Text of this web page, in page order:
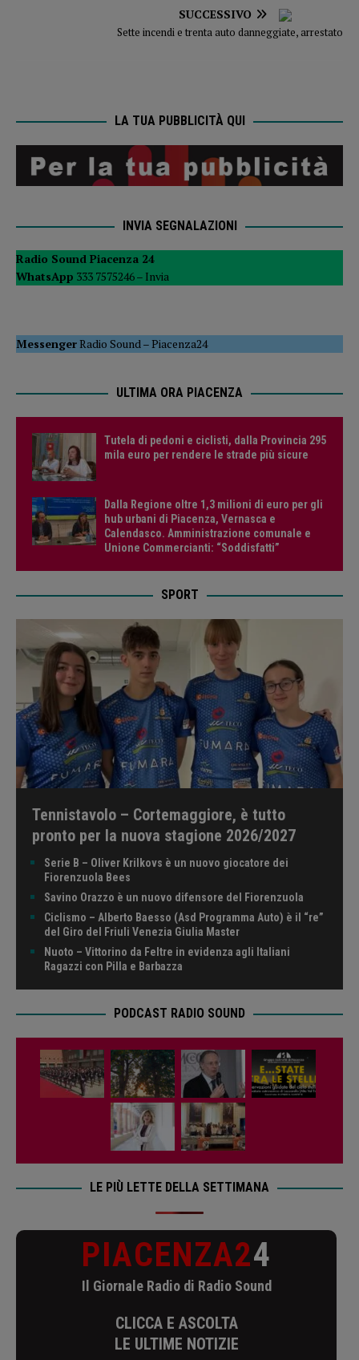
SUCCESSIVO
Sette incendi e trenta auto danneggiate, arrestato
LA TUA PUBBLICITÀ QUI
INVIA SEGNALAZIONI
Radio Sound Piacenza 24
WhatsApp 333 7575246 – Invia
MessengerRadio Sound –Piacenza24
ULTIMA ORA PIACENZA
Tutela di pedoni e ciclisti, dalla Provincia 295
mila euro per rendere le strade più sicure
Dalla Regione oltre 1,3 milioni di euro per gli
hub urbani di Piacenza, Vernasca e
Calendasco. Amministrazione comunale e
Unione Commercianti: “Soddisfatti”
SPORT
Tennistavolo – Cortemaggiore, è tutto
pronto per la nuova stagione 2026/2027
Serie B – Oliver Krilkovs è un nuovo giocatore dei
Fiorenzuola Bees
Savino Orazzo è un nuovo difensore del Fiorenzuola
Ciclismo – Alberto Baesso (Asd Programma Auto) è il “re”
del Giro del Friuli Venezia Giulia Master
Nuoto – Vittorino da Feltre in evidenza agli Italiani
Ragazzi con Pilla e Barbazza
PODCAST RADIO SOUND
LE PIÙ LETTE DELLA SETTIMANA
PIACENZA24
Il Giornale Radio di Radio Sound
CLICCA E ASCOLTA
LE ULTIME NOTIZIE